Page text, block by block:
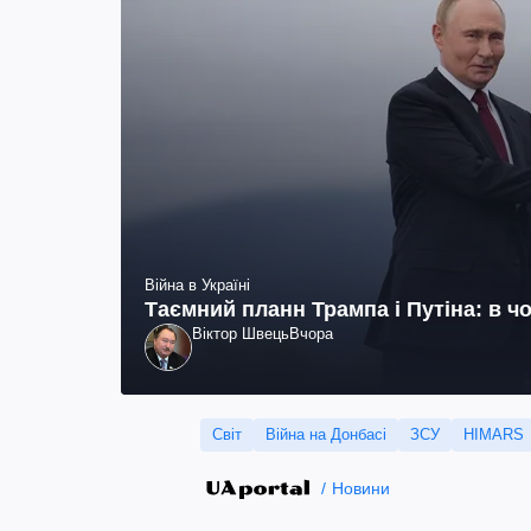
Війна в Україні
Таємний планн Трампа і Путіна: в
Віктор ШвецьВчора
Світ Війна на Донбасі ЗСУ HIMARS
Новини